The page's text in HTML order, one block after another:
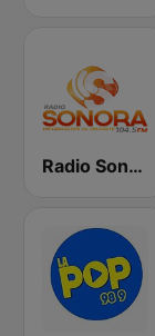
Radio Sonora 104.5 FM